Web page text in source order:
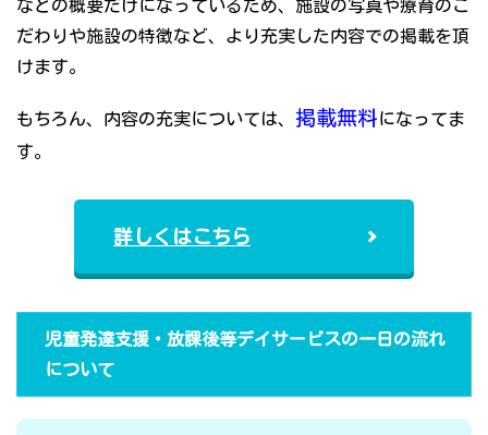
などの概要だけになっているため、施設の写真や療育のこ
だわりや施設の特徴など、より充実した内容での掲載を頂
けます。
もちろん、内容の充実については、 掲載無料になってま
す。
詳しくはこちら
児童発達支援・放課後等デイサービスの一日の流れ
について